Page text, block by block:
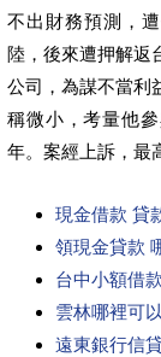
不出財務預測，
陸，後來遭押解返
公司，為謀不當利
稱微小，考量他
年。案經上訴，最
現金借款 貸
領現金貸款
台中小額借
雲林哪裡可
遠東銀行信